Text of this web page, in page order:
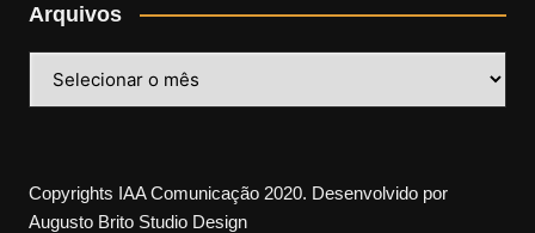
Arquivos
Copyrights IAA Comunicação 2020. Desenvolvido por
Augusto Brito Studio Design